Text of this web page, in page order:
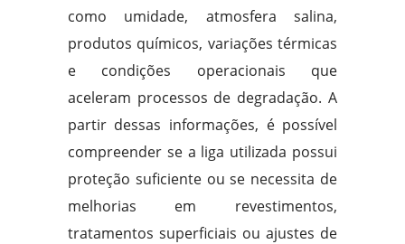
como umidade, atmosfera salina,
produtos químicos, variações térmicas
e condições operacionais que
aceleram processos de degradação. A
partir dessas informações, é possível
compreender se a liga utilizada possui
proteção suficiente ou se necessita de
melhorias em revestimentos,
tratamentos superficiais ou ajustes de